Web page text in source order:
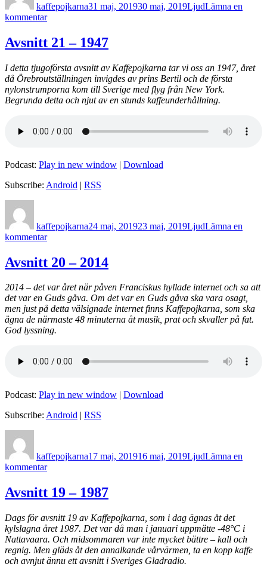
kaffepojkarna31 maj, 201930 maj, 2019LjudLämna en
kommentartill
22
–
Avsnitt 21 – 1947
I detta tjugoförsta avsnitt av Kaffepojkarna tar vi oss an 1947, året
då Örebroutställningen invigdes av prins Bertil och de första
nylonstrumporna kom till Sverige med flyg från New York.
Begrunda detta och njut av en stunds kaffeunderhållning.
Podcast: Play in new window | Download
Subscribe: Android | RSS
kaffepojkarna24 maj, 201923 maj, 2019LjudLämna en
kommentartill
21
–
Avsnitt 20 – 2014
2014 – det var året när påven Franciskus hyllade internet och sa att
det var en Guds gåva. Om det var en Guds gåva ska vara osagt,
men just på detta välsignade internet finns Kaffepojkarna, som ska
ägna de närmaste 48 minuterna åt musik, prat och skvaller på fat.
God lyssning.
Podcast: Play in new window | Download
Subscribe: Android | RSS
kaffepojkarna17 maj, 201916 maj, 2019LjudLämna en
kommentartill
20
–
Avsnitt 19 – 1987
Dags för avsnitt 19 av Kaffepojkarna, som i dag ägnas åt det
kylslagna året 1987. Det var då man i januari uppmätte -48°C i
Nattavaara. Och midsommaren var inte mycket bättre – kall och
regnig. Men gläds åt den annalkande vårvärmen, ta en kopp kaffe
och avnjut ännu ett avsnitt i Sveriges Gladradio.